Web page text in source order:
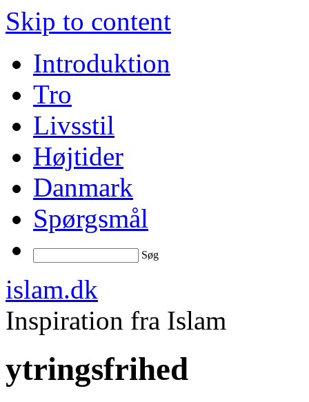
Skip to content
Introduktion
Tro
Livsstil
Højtider
Danmark
Spørgsmål
Søg
islam.dk
Inspiration fra Islam
ytringsfrihed